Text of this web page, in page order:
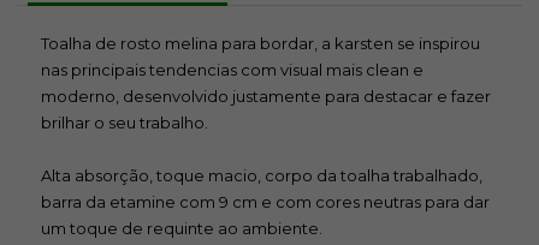
Platina 80209
R$ 27,80
Avise-me
quando
Salmão 60107
R$ 27,80
Avise-me
quando
Toalha de rosto melina para bordar, a karsten se inspirou
nas principais tendencias com visual mais clean e
moderno, desenvolvido justamente para destacar e fazer
brilhar o seu trabalho.
Alta absorção, toque macio, corpo da toalha trabalhado,
barra da etamine com 9 cm e com cores neutras para dar
um toque de requinte ao ambiente.